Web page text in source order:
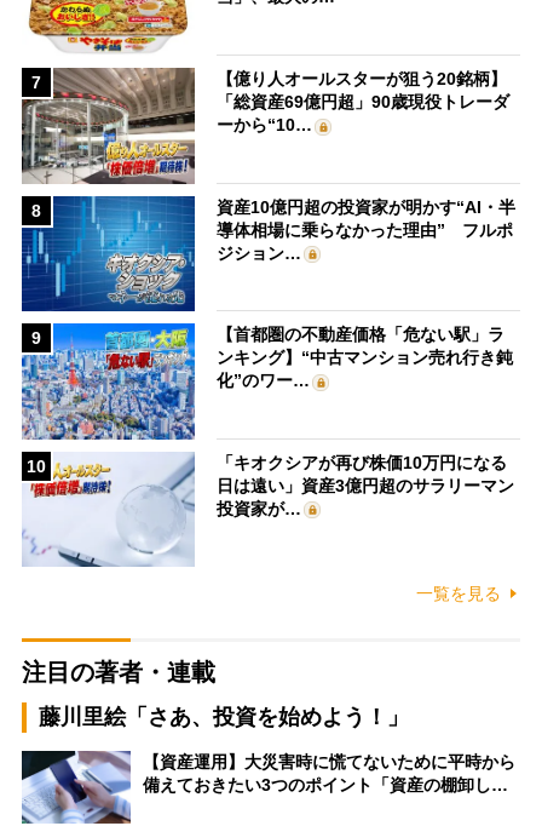
7
【億り人オールスターが狙う20銘柄】
「総資産69億円超」90歳現役トレーダ
ーから“10…
8
資産10億円超の投資家が明かす“AI・半
導体相場に乗らなかった理由” フルポ
ジション…
9
【首都圏の不動産価格「危ない駅」ラ
ンキング】“中古マンション売れ行き鈍
化”のワー…
10
「キオクシアが再び株価10万円になる
日は遠い」資産3億円超のサラリーマン
投資家が…
一覧を見る
注目の著者・連載
藤川里絵「さあ、投資を始めよう！」
【資産運用】大災害時に慌てないために平時から
備えておきたい3つのポイント「資産の棚卸し…